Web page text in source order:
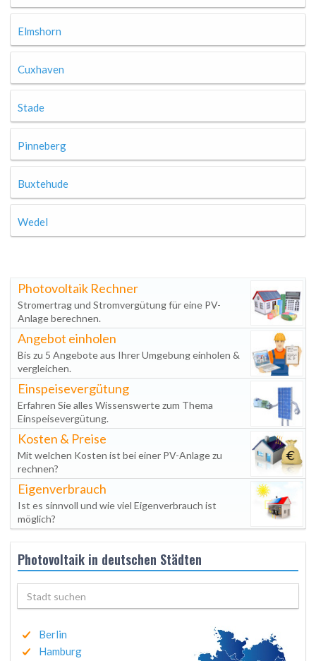
Elmshorn
Cuxhaven
Stade
Pinneberg
Buxtehude
Wedel
Photovoltaik Rechner
Stromertrag und Stromvergütung für eine PV-
Anlage berechnen.
Angebot einholen
Bis zu 5 Angebote aus Ihrer Umgebung einholen &
vergleichen.
Einspeisevergütung
Erfahren Sie alles Wissenswerte zum Thema
Einspeisevergütung.
Kosten & Preise
Mit welchen Kosten ist bei einer PV-Anlage zu
rechnen?
Eigenverbrauch
Ist es sinnvoll und wie viel Eigenverbrauch ist
möglich?
Photovoltaik in deutschen Städten
Berlin
Hamburg